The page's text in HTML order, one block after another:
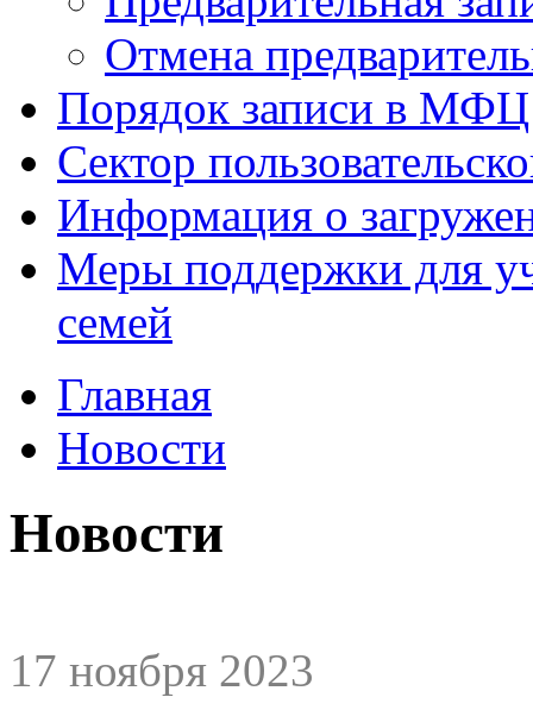
Отмена
Порядок записи в МФЦ
Сектор
Информация о
Меры поддержки для
семей
Главная
Новости
Новости
17 ноября 2023